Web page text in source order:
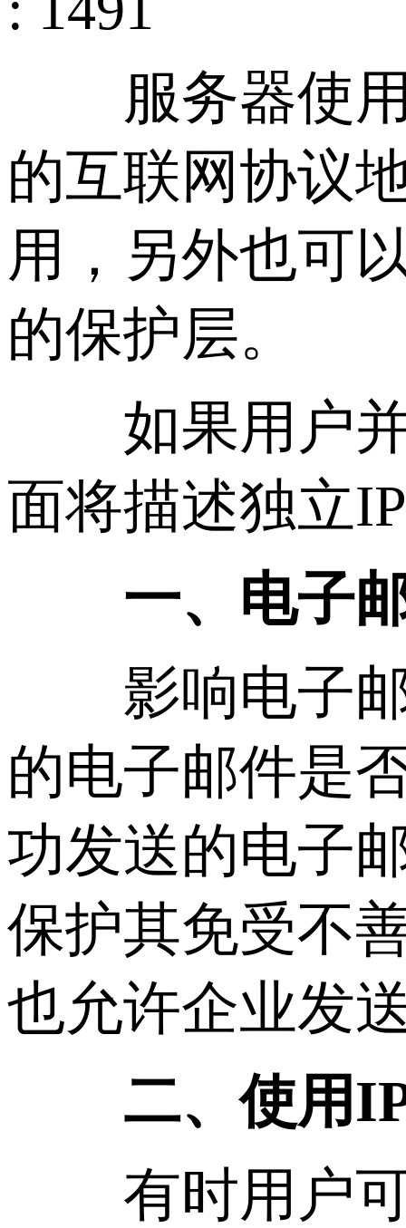
服务器使用
的互联网协议
用，另外也可
的保护层。
如果用户并
面将描述独立
一、电子
影响电子邮
的电子邮件是
功发送的电子
保护其免受不
也允许企业发
二、使用
有时用户可